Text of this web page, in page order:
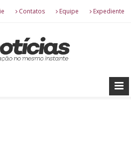
Contatos Equipe Expediente